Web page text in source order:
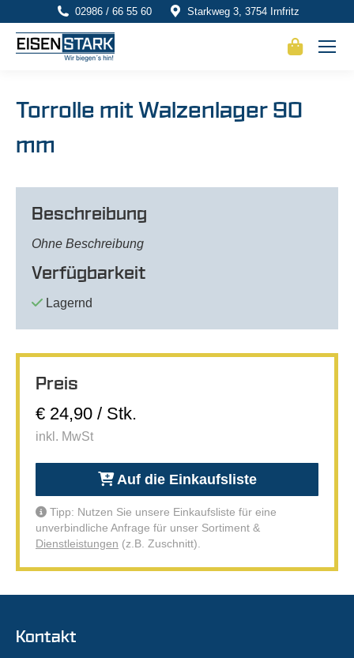
02986 / 66 55 60 Starkweg 3, 3754 Irnfritz
Torrolle mit Walzenlager 90
mm
Beschreibung
Ohne Beschreibung
Verfügbarkeit
Lagernd
Preis
€ 24,90 / Stk.
inkl. MwSt
Auf die Einkaufsliste
Tipp: Nutzen Sie unsere Einkaufsliste für eine
unverbindliche Anfrage für unser Sortiment &
Dienstleistungen (z.B. Zuschnitt).
Kontakt